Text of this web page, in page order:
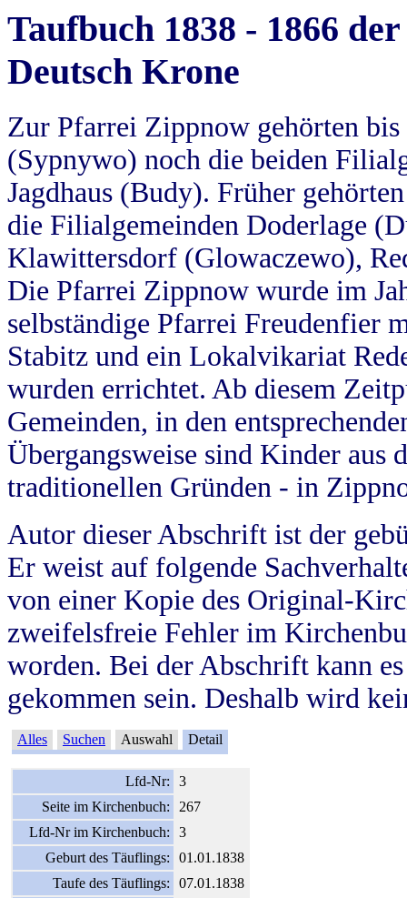
Taufbuch 1838 - 1866
Deutsch Krone
Zur Pfarrei Zippnow gehörten
(Sypnywo) noch die beiden
Jagdhaus (Budy). Früher
die Filialgemeinden Doderlage
Klawittersdorf (Glowaczewo),
Die Pfarrei Zippnow wurde im
selbständige Pfarrei Freudenfier
Stabitz und ein Lokalvikariat
wurden errichtet. Ab diesem
Gemeinden, in den
Übergangsweise sind Kinder aus
traditionellen Gründen - in
Autor dieser Abschrift ist der
Er weist auf folgende
von einer Kopie des Original-
zweifelsfreie Fehler im
worden. Bei der Abschrift kann
gekommen sein. Deshalb wird
Alles Suchen Auswahl Detail
Lfd-Nr:
3
Seite im Kirchenbuch:
267
Lfd-Nr im Kirchenbuch:
3
Geburt des Täuflings:
01.01.1838
Taufe des Täuflings:
07.01.1838